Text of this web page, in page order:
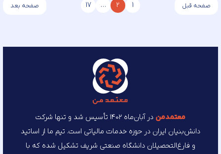
صفحه قبل 1
2
…
17 صفحه بعد
معتمد‌من
در آبان‌ماه ۱۴۰۲ تأسیس شد و تنها شرکت
دانش‌بنیان ایران در حوزه خدمات مالیاتی است. تیم ما از اساتید
و فارغ‌التحصیلان دانشگاه صنعتی شریف تشکیل شده که با